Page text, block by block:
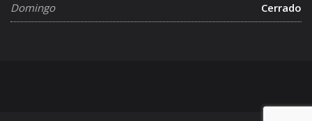
Domingo
Cerrado